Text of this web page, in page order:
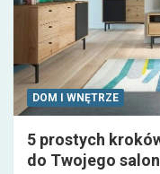
DOM I WNĘTRZE
5 prostych
do Twojego